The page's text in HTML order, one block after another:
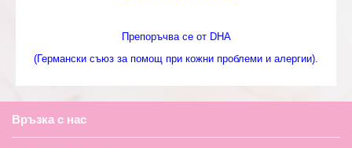
Препоръчва се от DHA
(Германски съюз за помощ при кожни проблеми и алергии).
Връзка с нас